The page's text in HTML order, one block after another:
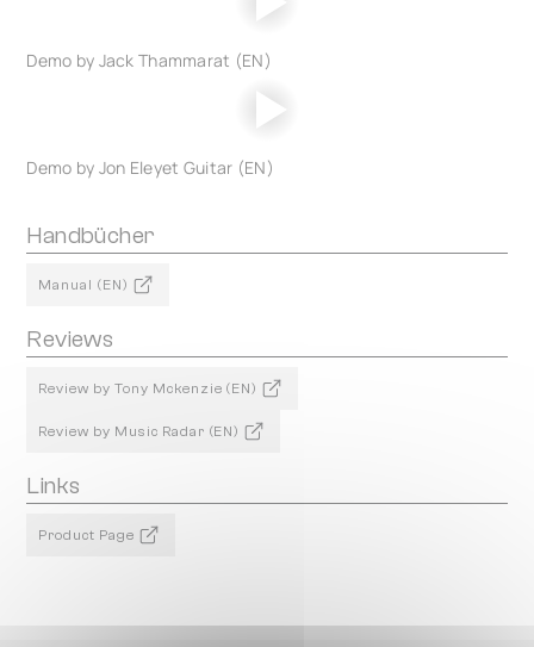
Demo by Jack Thammarat (EN)
Demo by Jon Eleyet Guitar (EN)
Handbücher
Manual (EN)
Reviews
Review by Tony Mckenzie (EN)
Review by Music Radar (EN)
Links
Product Page